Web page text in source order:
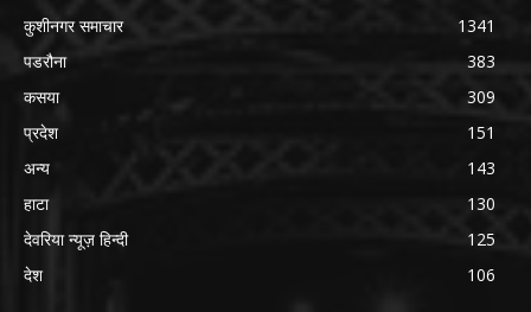
कुशीनगर समाचार
1341
पडरौना
383
कसया
309
प्रदेश
151
अन्य
143
हाटा
130
देवरिया न्यूज़ हिन्दी
125
देश
106